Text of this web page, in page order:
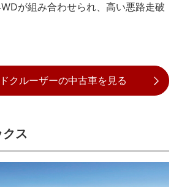
が組み合わせられ、高い悪路走破
クルーザーの中古車を見る
クス